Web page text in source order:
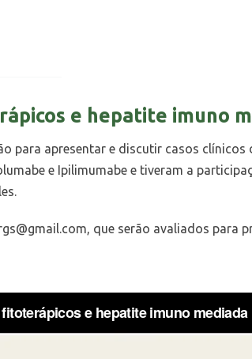
e hepatite imuno
para apresentar e discutir casos
e Ipilimumabe e tiveram a
, que serão avaliados para